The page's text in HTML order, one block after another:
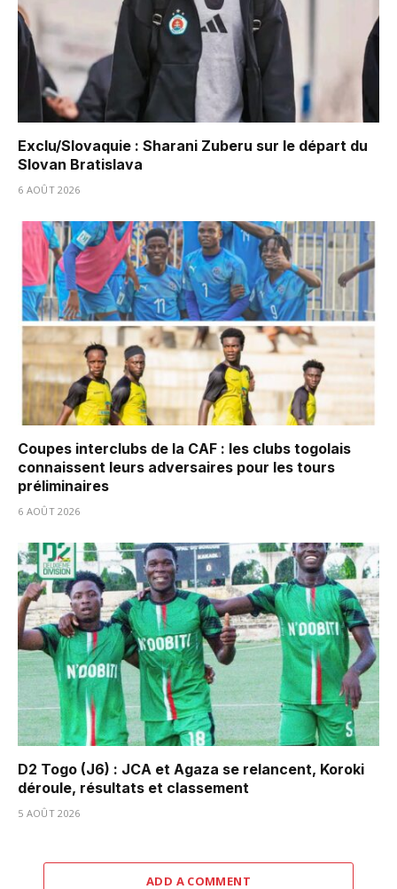
Exclu/Slovaquie : Sharani Zuberu sur le départ du
Slovan Bratislava
6 AOÛT 2026
Coupes interclubs de la CAF : les clubs togolais
connaissent leurs adversaires pour les tours
préliminaires
6 AOÛT 2026
D2 Togo (J6) : JCA et Agaza se relancent, Koroki
déroule, résultats et classement
5 AOÛT 2026
ADD A COMMENT